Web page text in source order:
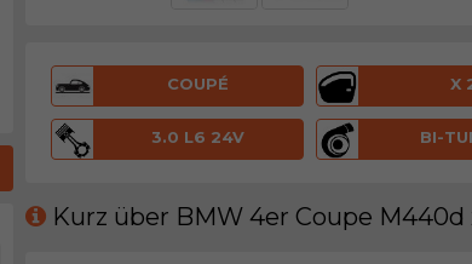
COUPÉ X
3.0 L6 24V BI-
Kurz über BMW 4er Coupe M440d